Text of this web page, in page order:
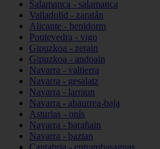
Salamanca - salamanca
Valladolid - zaratán
Alicante - benidorm
Pontevedra - vigo
Gipuzkoa - zerain
Gipuzkoa - andoain
Navarra - valtierra
Navarra - gesalatz
Navarra - larraun
Navarra - abaurrea-baja
Asturias - onís
Navarra - barañain
Navarra - baztan
Cantabria - entrambasaguas